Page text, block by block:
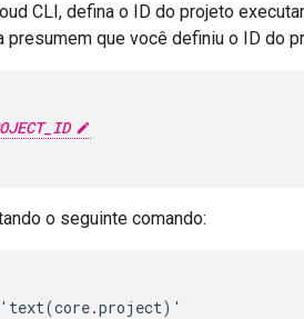
CLI, defina o ID do projeto
presumem que você definiu o ID do
o seguinte comando: